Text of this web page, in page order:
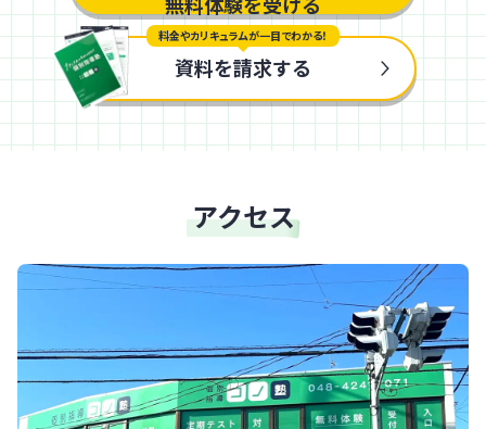
料金やカリキュラムが一目でわかる！
資料を請求する
アクセス